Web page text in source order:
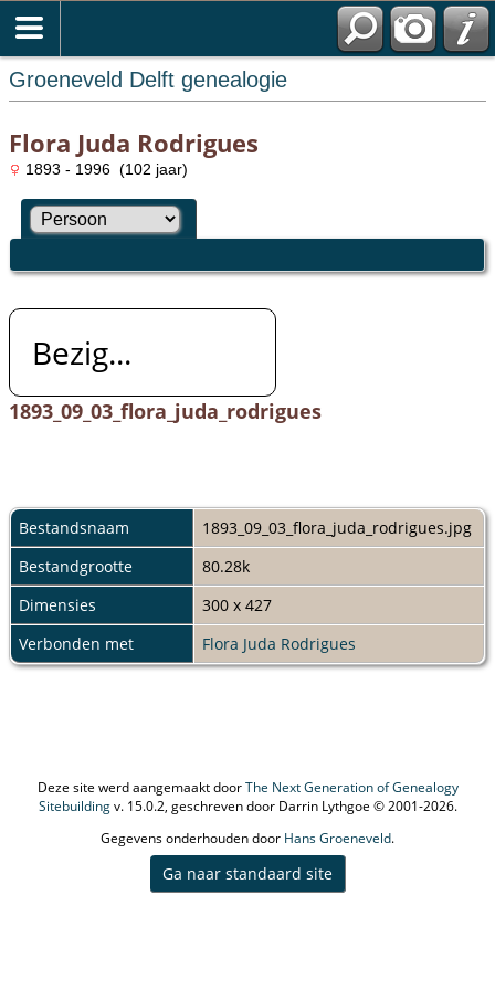
Groeneveld Delft genealogie
Flora Juda Rodrigues
1893 - 1996 (102 jaar)
Bezig...
1893_09_03_flora_juda_rodrigues
Bestandsnaam
1893_09_03_flora_juda_rodrigues.jpg
Bestandgrootte
80.28k
Dimensies
300 x 427
Verbonden met
Flora Juda Rodrigues
Deze site werd aangemaakt doorThe Next Generation of Genealogy
Sitebuildingv. 15.0.2, geschreven door Darrin Lythgoe © 2001-2026.
Gegevens onderhouden door Hans Groeneveld.
Ga naar standaard site